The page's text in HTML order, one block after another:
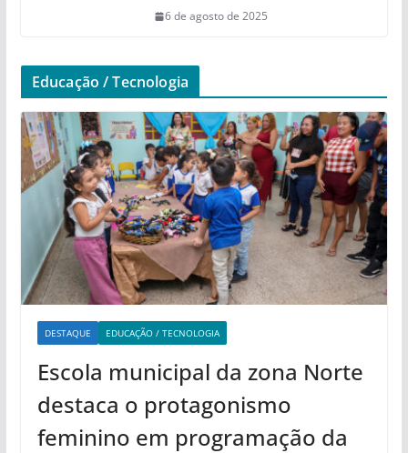
6 de agosto de 2025
Educação / Tecnologia
DESTAQUE EDUCAÇÃO / TECNOLOGIA
Escola municipal da zona Norte
destaca o protagonismo
feminino em programação da